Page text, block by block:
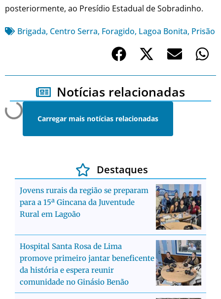
posteriormente, ao Presídio Estadual de Sobradinho.
Brigada, Centro Serra, Foragido, Lagoa Bonita, Prisão
Notícias relacionadas
Carregar mais notícias relacionadas
Destaques
Jovens rurais da região se preparam
para a 15ª Gincana da Juventude
Rural em Lagoão
Hospital Santa Rosa de Lima
promove primeiro jantar beneficente
da história e espera reunir
comunidade no Ginásio Benão